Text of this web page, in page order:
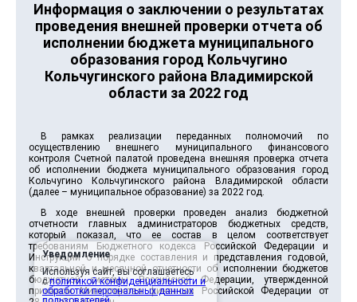
Информация о заключении о результатах
проведения внешней проверки отчета об
исполнении бюджета муниципального
образования город Кольчугино
Кольчугинского района Владимирской
области за 2022 год
В рамках реализации переданных полномочий по
осуществлению внешнего муниципального финансового
контроля Счетной палатой проведена внешняя проверка отчета
об исполнении бюджета муниципального образования город
Кольчугино Кольчугинского района Владимирской области
(далее – муниципальное образование) за 2022 год.
В ходе внешней проверки проведен анализ бюджетной
отчетности главных администраторов бюджетных средств,
который показал, что ее состав в целом соответствует
требованиям Бюджетного кодекса Российской Федерации и
Инструкции о порядке составления и представления годовой,
квартальной и месячной отчетности об исполнении бюджетов
бюджетной системы Российской Федерации, утвержденной
приказом Министерства финансов Российской Федерации от
Уведомление
Используя сайт, вы соглашаетесь
сполитикой конфиденциальности и
обработки персональных данных